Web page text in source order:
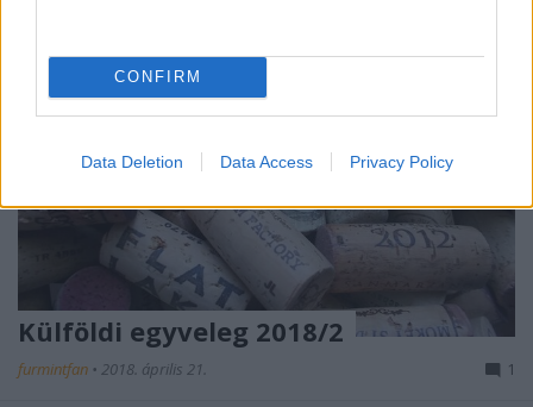
CONFIRM
Data Deletion Data Access Privacy Policy
Külföldi egyveleg 2018/2
furmintfan • 2018. április 21. 1